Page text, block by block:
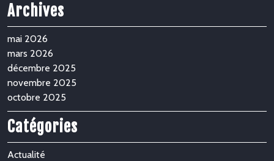
Archives
mai 2026
mars 2026
décembre 2025
novembre 2025
octobre 2025
Catégories
Actualité